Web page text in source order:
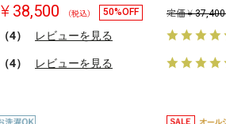
￥38,500 （税込） 50%OFF
（4） レビューを見る
（4） レビューを見る
定価￥37,400